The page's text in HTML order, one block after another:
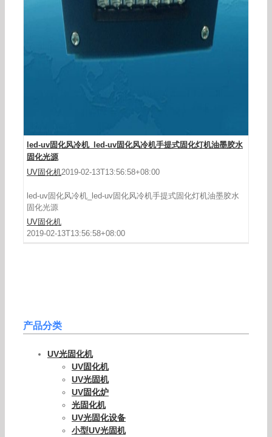
led-uv固化风冷机_led-uv固化风冷机手提式固化灯机油墨胶水
固化光源
UV固化机2019-02-13T13:56:58+08:00
led-uv固化风冷机_led-uv固化风冷机手提式固化灯机油墨胶水
固化光源
UV固化机
2019-02-13T13:56:58+08:00
产品分类
UV光固化机
UV固化机
UV光固机
UV固化炉
光固化机
UV光固化设备
小型UV光固机